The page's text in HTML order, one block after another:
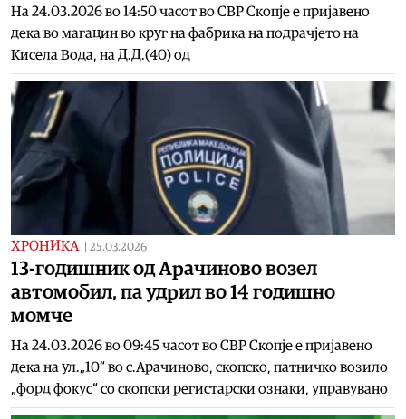
На 24.03.2026 во 14:50 часот во СВР Скопје е пријавено
дека во магацин во круг на фабрика на подрачјето на
Кисела Вода, на Д.Д.(40) од
ХРОНИКА 25.03.2026
13-годишник од Арачиново возел
автомобил, па удрил во 14 годишно
момче
На 24.03.2026 во 09:45 часот во СВР Скопје е пријавено
дека на ул.„10“ во с.Арачиново, скопско, патничко возило
„форд фокус“ со скопски регистарски ознаки, управувано